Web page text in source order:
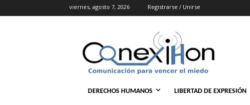
viernes, agosto 7, 2026 Registrarse / Unirse
DERECHOS HUMANOS LIBERTAD DE EXPRESIÓN